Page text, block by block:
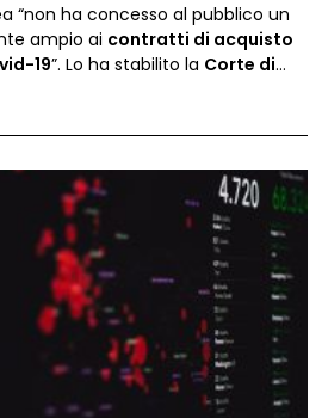
“non ha concesso al pubblico un
ampio ai contratti di acquisto
19”. Lo ha stabilito la Corte di